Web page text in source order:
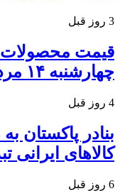
3 روز قبل
قیمت محصولات
چهارشنبه ۱۴ مرداد ۱۴۰۵
4 روز قبل
بنادر پاکستان
کالاهای ایرانی
6 روز قبل